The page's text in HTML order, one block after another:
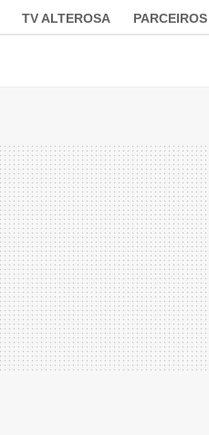
TV ALTEROSA PARCEIROS